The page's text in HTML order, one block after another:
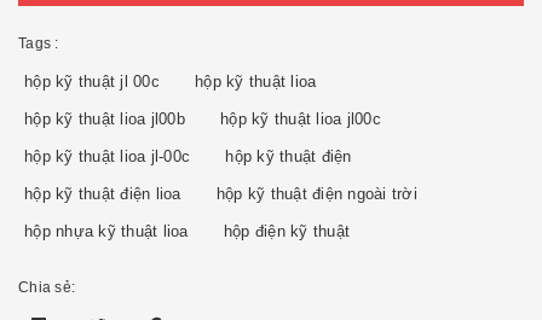
Tags :
hộp kỹ thuật jl 00c hộp kỹ thuật lioa
hộp kỹ thuật lioa jl00b hộp kỹ thuật lioa jl00c
hộp kỹ thuật lioa jl-00c hộp kỹ thuật điện
hộp kỹ thuật điện lioa hộp kỹ thuật điện ngoài trời
hộp nhựa kỹ thuật lioa hộp điện kỹ thuật
Chia sẻ: